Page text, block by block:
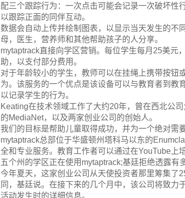
配三个跟踪行为：一次点击可能会记录一次破坏性
以跟踪正面的同伴互动。
数据会自动上传并绘制图表，以显示当天发生的不
母，医生，营养师和其他帮助孩子的人分享。
mytaptrack直接向学区营销。每位学生每月25美元
助，以支付部分费用。
对于年龄较小的学生，教师可以在挂绳上携带按钮
为。该服务的一个优点是该设备可以与教育者到教
以记录学生的行为。
Keating在技术领域工作了大约20年，曾在西北公
的MediaNet，以及两家创业公司的创始人。
我们的目标是帮助儿童取得成功，并为一个绝对需
mytaptrack总部位于华盛顿州塔科马以东的
全和专业服务。教育工作者可以通过在YouTube上
五个州的学区正在使用mytaptrack;基廷拒绝透露有
今年夏天，这家创业公司从天使投资者那里筹集了
同，基廷说。在接下来的几个月中，该公司将致
活动发生时的详细信息。